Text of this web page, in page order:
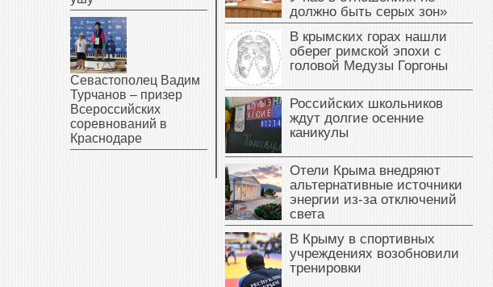
должно быть серых зон»
В крымских горах нашли
оберег римской эпохи с
головой Медузы Горгоны
Российских школьников
ждут долгие осенние
каникулы
Отели Крыма внедряют
альтернативные источники
энергии из-за отключений
света
В Крыму в спортивных
учреждениях возобновили
тренировки
Севастополец Вадим
Турчанов – призер
Всероссийских
соревнований в
Краснодаре